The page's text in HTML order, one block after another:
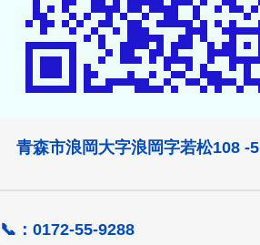
青森市浪岡大字浪岡字若松108 -5
📞：0172-55-9288